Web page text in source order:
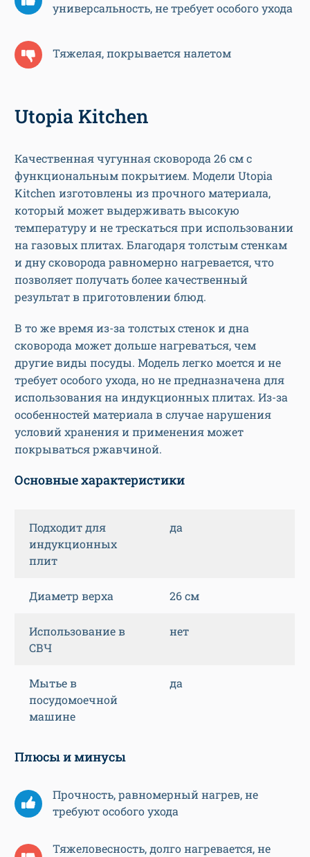
универсальность, не требует особого ухода
Тяжелая, покрывается налетом
Utopia Kitchen
Качественная чугунная сковорода 26 см с
функциональным покрытием. Модели Utopia
Kitchen изготовлены из прочного материала,
который может выдерживать высокую
температуру и не трескаться при использовании
на газовых плитах. Благодаря толстым стенкам
и дну сковорода равномерно нагревается, что
позволяет получать более качественный
результат в приготовлении блюд.
В то же время из-за толстых стенок и дна
сковорода может дольше нагреваться, чем
другие виды посуды. Модель легко моется и не
требует особого ухода, но не предназначена для
использования на индукционных плитах. Из-за
особенностей материала в случае нарушения
условий хранения и применения может
покрываться ржавчиной.
Основные характеристики
Подходит для
индукционных
плит
да
Диаметр верха 26 см
Использование в
СВЧ
нет
Мытье в
посудомоечной
машине
да
Плюсы и минусы
Прочность, равномерный нагрев, не
требуют особого ухода
Тяжеловесность, долго нагревается, не